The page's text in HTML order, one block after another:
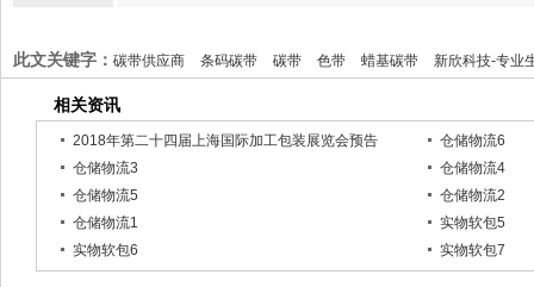
此文关键字： 碳带供应商 条码碳带 碳带 色带 蜡基碳带 新欣科技-专业
相关资讯
2018年第二十四届上海国际加工包装展览会预告
仓储物流6
仓储物流3
仓储物流4
仓储物流5
仓储物流2
仓储物流1
实物软包5
实物软包6
实物软包7